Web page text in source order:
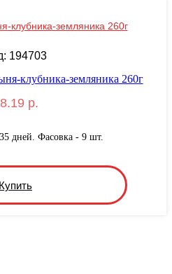
клубника-земляника 260г
194703
р.
дней. Фасовка - 9 шт.
Купить